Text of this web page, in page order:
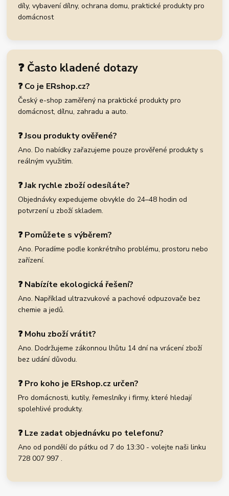
díly, vybavení dílny, ochrana domu, praktické produkty pro
domácnost
❓ Často kladené dotazy
❓ Co je ERshop.cz?
Český e-shop zaměřený na praktické produkty pro
domácnost, dílnu, zahradu a auto.
❓ Jsou produkty ověřené?
Ano. Do nabídky zařazujeme pouze prověřené produkty s
reálným využitím.
❓ Jak rychle zboží odesíláte?
Objednávky expedujeme obvykle do 24–48 hodin od
potvrzení u zboží skladem.
❓ Pomůžete s výběrem?
Ano. Poradíme podle konkrétního problému, prostoru nebo
zařízení.
❓ Nabízíte ekologická řešení?
Ano. Například ultrazvukové a pachové odpuzovače bez
chemie a jedů.
❓ Mohu zboží vrátit?
Ano. Dodržujeme zákonnou lhůtu 14 dní na vrácení zboží
bez udání důvodu.
❓ Pro koho je ERshop.cz určen?
Pro domácnosti, kutily, řemeslníky i firmy, které hledají
spolehlivé produkty.
❓ Lze zadat objednávku po telefonu?
Ano od pondělí do pátku od 7 do 13:30 - volejte naši linku
728 007 997 .